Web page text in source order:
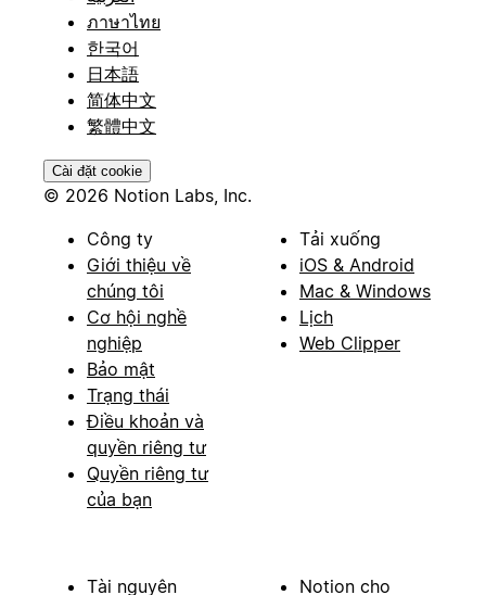
ภาษาไทย
한국어
日本語
简体中文
繁體中文
Cài đặt cookie
© 2026 Notion Labs, Inc.
Công ty
Giới thiệu về
chúng tôi
Cơ hội nghề
nghiệp
Bảo mật
Trạng thái
Điều khoản và
quyền riêng tư
Quyền riêng tư
của bạn
Tải xuống
iOS & Android
Mac & Windows
Lịch
Web Clipper
Tài nguyên Notion cho